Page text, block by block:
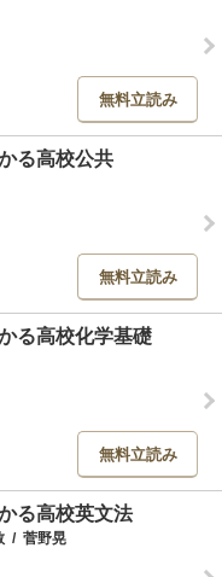
無料立読み
る高校公共
無料立読み
る高校化学基礎
無料立読み
る高校英文法
/ 菅野晃